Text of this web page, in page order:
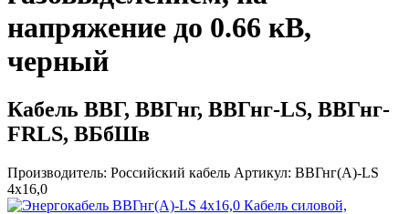
напряжение до 0.66 кВ,
черный
Кабель ВВГ, ВВГнг, ВВГнг-LS, ВВГнг-
FRLS, ВБбШв
Производитель: Российский кабель Артикул: ВВГнг(А)-LS
4x16,0